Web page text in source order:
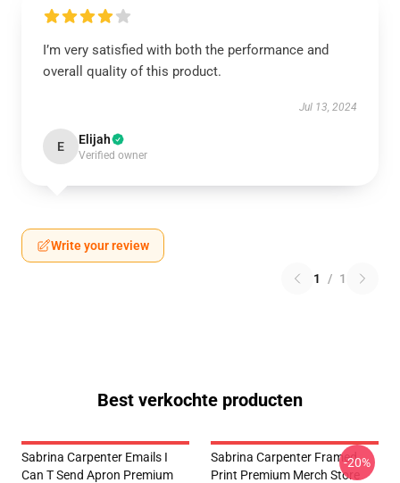
I’m very satisfied with both the performance and
overall quality of this product.
Jul 13, 2024
E Elijah
Verified owner
Write your review
1 / 1
Best verkochte producten
Sabrina Carpenter Emails I
Can T Send Apron Premium
Sabrina Carpenter Framed
Print Premium Merch Store
-20%